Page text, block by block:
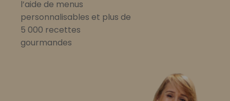
l’aide de menus
personnalisables et plus de
5 000 recettes
gourmandes